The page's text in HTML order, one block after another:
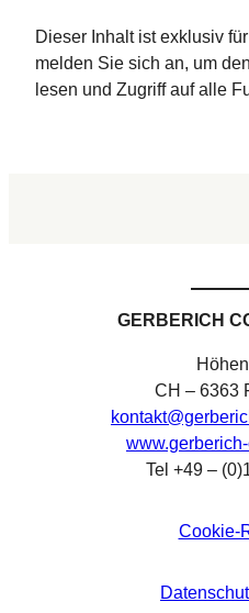
Dieser Inhalt ist exklusiv
melden Sie sich an, um
lesen und Zugriff auf alle
GERBERICH
CH – 6363
Tel +49 –
Cookie-